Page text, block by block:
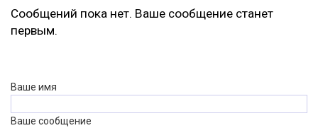
Сообщений пока нет. Ваше сообщение станет
первым.
Ваше имя
Ваше сообщение